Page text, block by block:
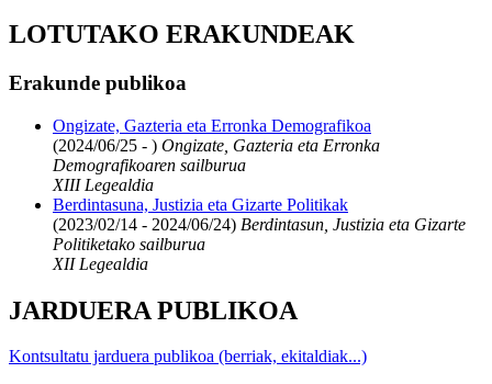
LOTUTAKO ERAKUNDEAK
Erakunde publikoa
Ongizate, Gazteria eta Erronka Demografikoa
(2024/06/25 - ) Ongizate, Gazteria eta Erronka
Demografikoaren sailburua
XIII Legealdia
Berdintasuna, Justizia eta Gizarte Politikak
(2023/02/14 - 2024/06/24) Berdintasun, Justizia eta Gizarte
Politiketako sailburua
XII Legealdia
JARDUERA PUBLIKOA
Kontsultatu jarduera publikoa (berriak, ekitaldiak...)